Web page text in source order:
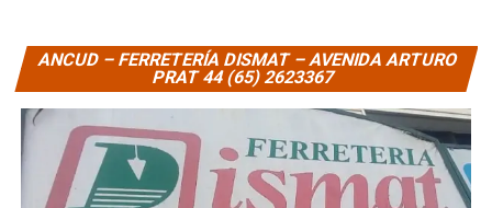
ANCUD – FERRETERÍA DISMAT – AVENIDA ARTURO
PRAT 44 (65) 2623367